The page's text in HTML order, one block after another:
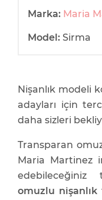
Marka: Maria
Model: Sirma
Nişanlık modeli
adayları için
daha sizleri
Transparan
Maria Martinez
omuzlu nişanlık